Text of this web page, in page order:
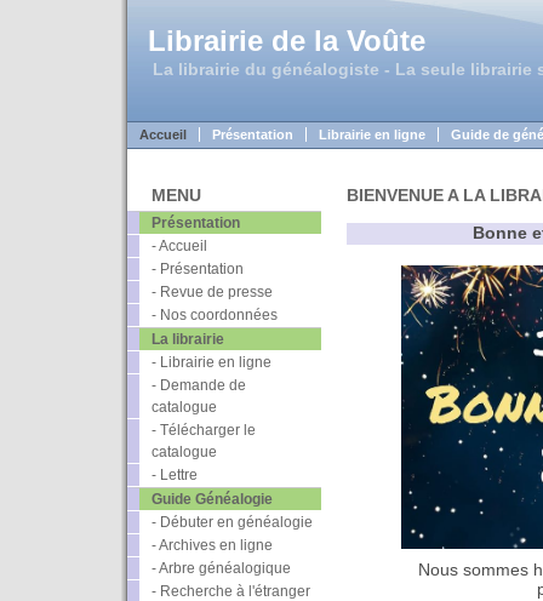
Librairie de la Voûte
La librairie du généalogiste - La seule librairie
Accueil Présentation Librairie en ligne Guide de
MENU
Présentation
- Accueil
- Présentation
- Revue de presse
- Nos coordonnées
La librairie
- Librairie en ligne
- Demande de
catalogue
- Télécharger le
catalogue
- Lettre
Guide Généalogie
- Débuter en généalogie
- Archives en ligne
- Arbre généalogique
- Recherche à l'étranger
BIENVENUE A LA
Bonne
Nous sommes